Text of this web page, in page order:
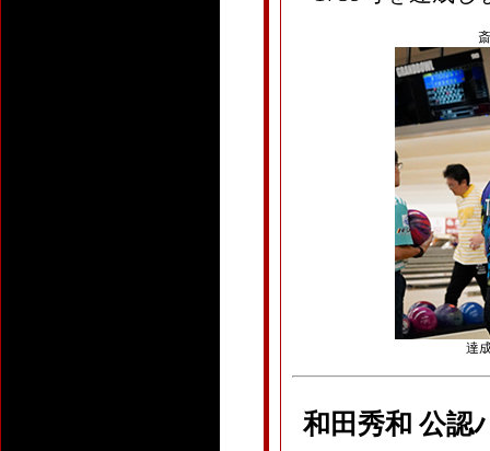
達
和田秀和 公認